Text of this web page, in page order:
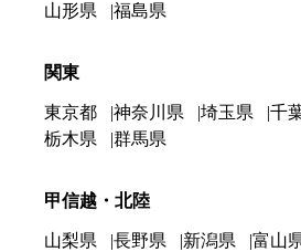
山形県
福島県
関東
東京都 神奈川県 埼玉県 千
栃木県
群馬県
甲信越・北陸
山梨県 長野県 新潟県 富山